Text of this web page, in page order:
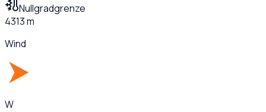
Nullgradgrenze
4313 m
Wind
W